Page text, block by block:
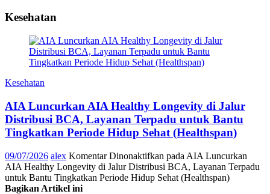
Kesehatan
Kesehatan
AIA Luncurkan AIA Healthy Longevity di Jalur
Distribusi BCA, Layanan Terpadu untuk Bantu
Tingkatkan Periode Hidup Sehat (Healthspan)
09/07/2026 alex Komentar Dinonaktifkan pada AIA Luncurkan
AIA Healthy Longevity di Jalur Distribusi BCA, Layanan Terpadu
untuk Bantu Tingkatkan Periode Hidup Sehat (Healthspan)
Bagikan Artikel ini